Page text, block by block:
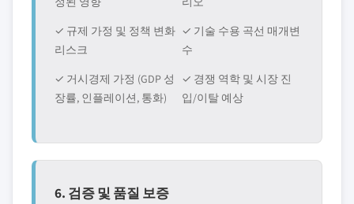
✓ 규제 가정 및 정책 변화
리스크
✓ 기술 수용 곡선 매개변
수
✓ 거시경제 가정 (GDP 성
장률, 인플레이션, 통화)
✓ 경쟁 역학 및 시장 진
입/이탈 예상
6. 검증 및 품질 보증